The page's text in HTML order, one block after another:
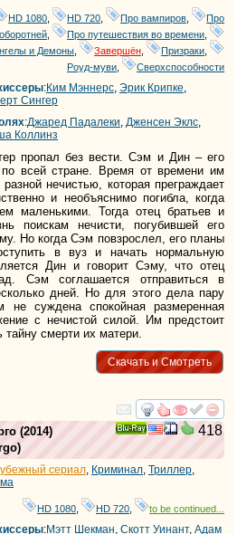
HD 1080 HD 720 Про вампиров
Про
оборотней
Про путешествия во времени
и Демоны
Завершён Призраки
Роуд-муви
Сверхспособности
:Ким Мэннерс, Эрик Крипке,
Сингер
:Джаред Падалеки, Дженсен Эклс,
Коллинз
пропал без вести. Сэм и Дин – его
всей стране. Время от времени им
нечистью, которая преграждает
и необъяснимо погибла, когда
маленькими. Тогда отец братьев и
поискам нечисти, погубившей его
Но когда Сэм повзрослел, его планы
в вуз и начать нормальную
Дин и говорит Сэму, что отец
Сэм соглашается отправиться в
дней. Но для этого дела пару
не суждена спокойная размеренная
с нечистой силой. Им предстоит
тайну смерти их матери.
Скачать и Смотреть
смотреть
418
(2014)
)
сериал, Криминал, Триллер,
HD 1080 HD 720 to be continued...
:Мэтт Шекман, Скотт Уинант, Адам